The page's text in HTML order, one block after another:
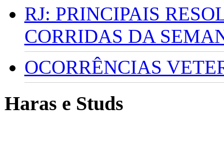
RJ: PRINCIPAIS
CORRIDAS DA
OCORRÊNCIAS
Haras e Studs